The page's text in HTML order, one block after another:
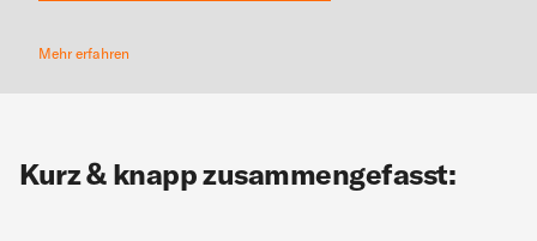
Mehr erfahren
Kurz & knapp zusammengefasst: